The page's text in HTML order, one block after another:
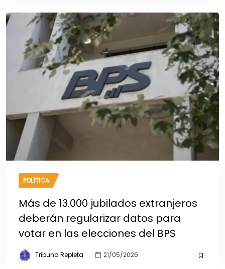
POLÍTICA
Más de 13.000 jubilados extranjeros
deberán regularizar datos para
votar en las elecciones del BPS
Tribuna Repleta 21/05/2026